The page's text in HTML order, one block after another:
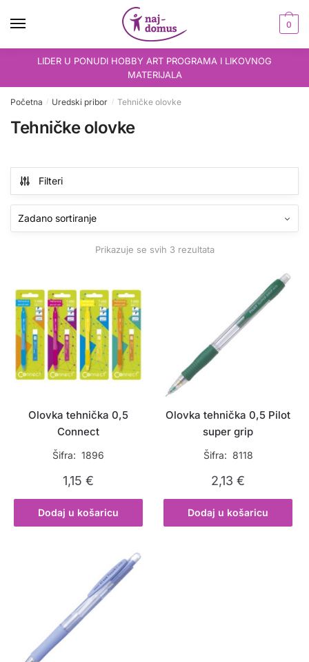
0
LIDER U PONUDI HOBBY ART PROGRAMA I LIKOVNOG
MATERIJALA
Početna / Uredski pribor / Tehničke olovke
Tehničke olovke
Filteri
Prikazuje se svih 3 rezultata
Olovka tehnička 0,5
Connect
Šifra: 1896
1,15€
Dodaj u košaricu
Olovka tehnička 0,5 Pilot
super grip
Šifra: 8118
2,13€
Dodaj u košaricu